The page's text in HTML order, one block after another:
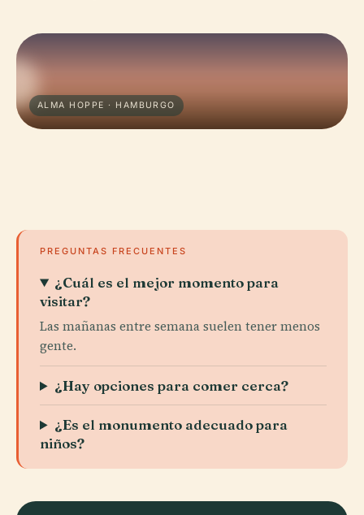
ALMA HOPPE · HAMBURGO
PREGUNTAS FRECUENTES
¿Cuál es el mejor momento para
visitar?
Las mañanas entre semana suelen tener menos
gente.
¿Hay opciones para comer cerca?
¿Es el monumento adecuado para
niños?